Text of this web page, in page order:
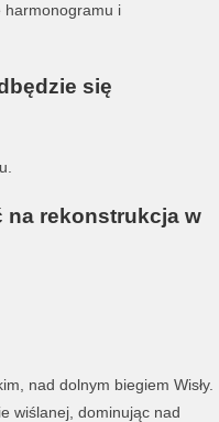
harmonogramu i
się
na rekonstrukcja w
nad dolnym biegiem Wisły.
wiślanej, dominując nad